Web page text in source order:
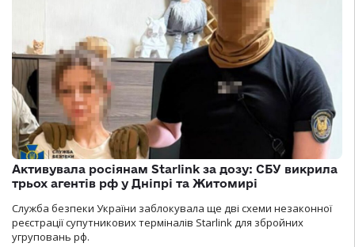
Активувала росіянам Starlink за дозу: СБУ викрила
трьох агентів рф у Дніпрі та Житомирі
Служба безпеки України заблокувала ще дві схеми незаконної
реєстрації супутникових терміналів Starlink для збройних
угруповань рф.